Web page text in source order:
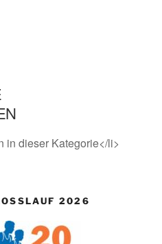
in dieser Kategorie</li>
2026